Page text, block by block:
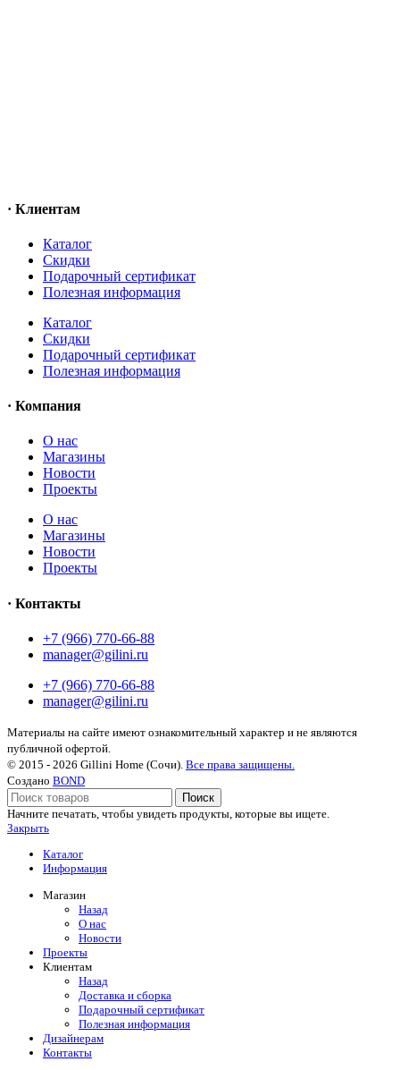
· Клиентам
Каталог
Скидки
Подарочный сертификат
Полезная информация
Каталог
Скидки
Подарочный сертификат
Полезная информация
· Компания
О нас
Магазины
Новости
Проекты
О нас
Магазины
Новости
Проекты
· Контакты
+7 (966) 770-66-88
manager@gilini.ru
+7 (966) 770-66-88
manager@gilini.ru
Материалы на сайте имеют ознакомительный характер и не являются
публичной офертой.
© 2015 - 2026 Gillini Home (Сочи). Все права защищены.
Создано BOND
Поиск
Начните печатать, чтобы увидеть продукты, которые вы ищете.
Закрыть
Каталог
Информация
Магазин
Назад
О нас
Новости
Проекты
Клиентам
Назад
Доставка и сборка
Подарочный сертификат
Полезная информация
Дизайнерам
Контакты